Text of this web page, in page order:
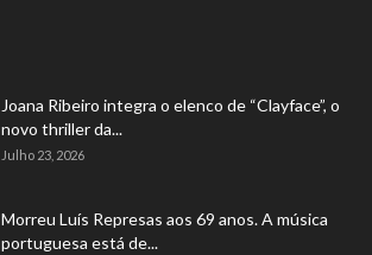
Joana Ribeiro integra o elenco de “Clayface”, o
novo thriller da...
Julho 23, 2026
Morreu Luís Represas aos 69 anos. A música
portuguesa está de...